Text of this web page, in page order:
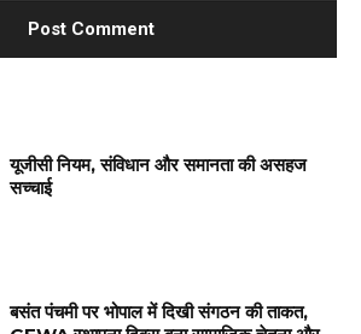
यूजीसी नियम, संविधान और समानता की असहज
सच्चाई
बसंत पंचमी पर भोपाल में दिखी संगठन की ताकत,